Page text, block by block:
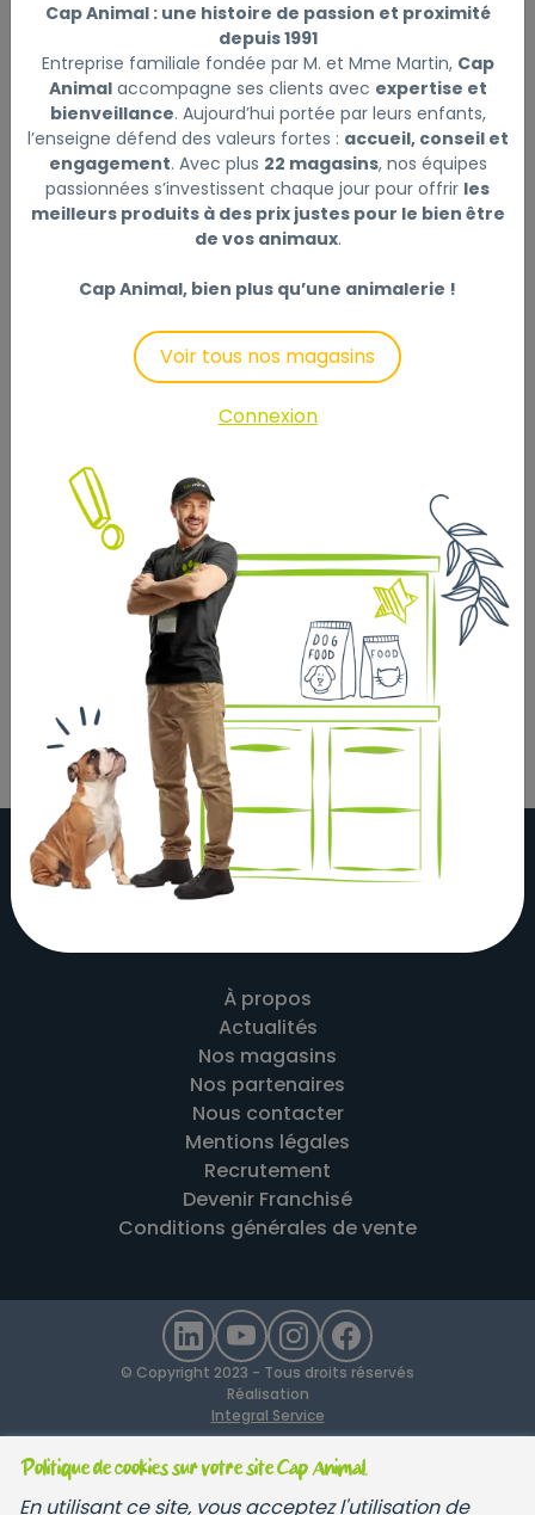
Politique de cookies sur votre site Cap Animal.
En utilisant ce site, vous acceptez l'utilisation de
DescriptionLaisser un avis
"Des oreilles bien protégées : un gage de bonne
santé"
paupières et des contours des yeux chez le chien et
Lotion composée d'eau de Bleuet et d'extraits de
camomille pour permettre une action
décongestionnante et apaisante immédiate. La
camomille permet également d'agir comme anti-
Excellent remède en cas d'irritation oculaire ou de
conjonctivite.
Produit approuvé par les vétérinaires.
Solution calmante et antiseptique parfaitement
adapté aux besoins oculaires des chiens et des chats.
Produit d'hygiène indispensable pour nettoyer les
yeux et le contour des yeux.
À propos
Actualités
Nos magasins
Nos partenaires
Nous contacter
Mentions légales
Recrutement
Devenir Franchisé
Conditions générales de vente
© Copyright 2023 - Tous droits réservés
Réalisation
Integral Service
Cap Animal : une histoire de passion et proximité
depuis 1991
Entreprise familiale fondée par M. et Mme Martin, Cap
Animalaccompagne ses clients avec expertise et
bienveillance. Aujourd’hui portée par leurs enfants,
l’enseigne défend des valeurs fortes : accueil, conseil et
engagement. Avec plus 22 magasins, nos équipes
passionnées s’investissent chaque jour pour offrir les
meilleurs produits à des prix justes pour le bien être
de vos animaux.
Cap Animal, bien plus qu’une animalerie !
Voir tous nos magasins
Connexion